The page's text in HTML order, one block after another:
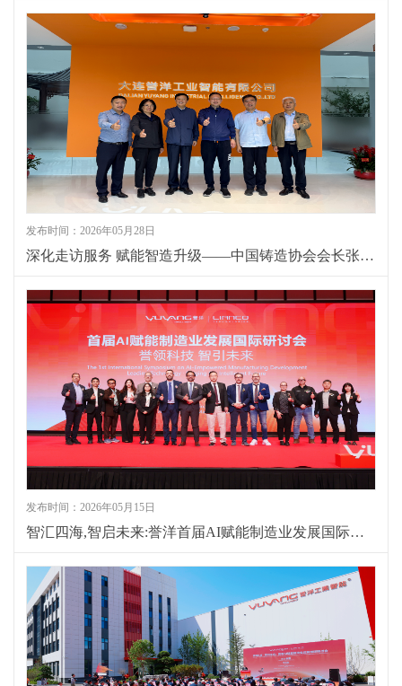
发布时间：2026年05月28日
深化走访服务 赋能智造升级——中国铸造协会会长张立波一行莅临大连誉洋考察
发布时间：2026年05月15日
智汇四海,智启未来:誉洋首届AI赋能制造业发展国际研讨会成功举办